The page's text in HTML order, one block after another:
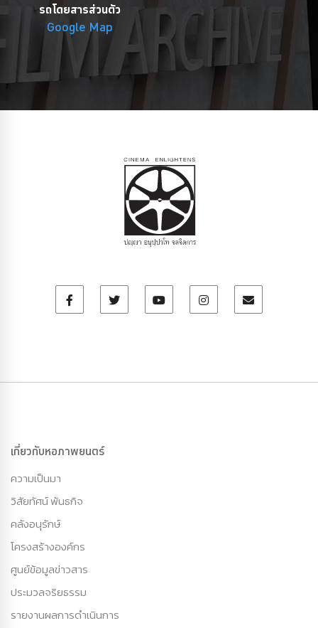
รถโดยสารส่วนตัว
Google Map
เกี่ยวกับหอภาพยนตร์
ความเป็นมา
วิสัยทัศน์ พันธกิจ
คลังอนุรักษ์
โครงสร้างองค์กร
ศูนย์ข้อมูลข่าวสาร
ประมวลจริยธรรม
รายงานผลการดำเนินการ